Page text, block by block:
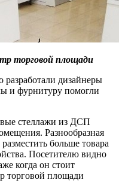
торговой площади
разработали дизайнеры
и фурнитуру помогли
стеллажи из ДСП
Разнообразная
больше товара
Посетителю видно
когда он стоит
торговой площади